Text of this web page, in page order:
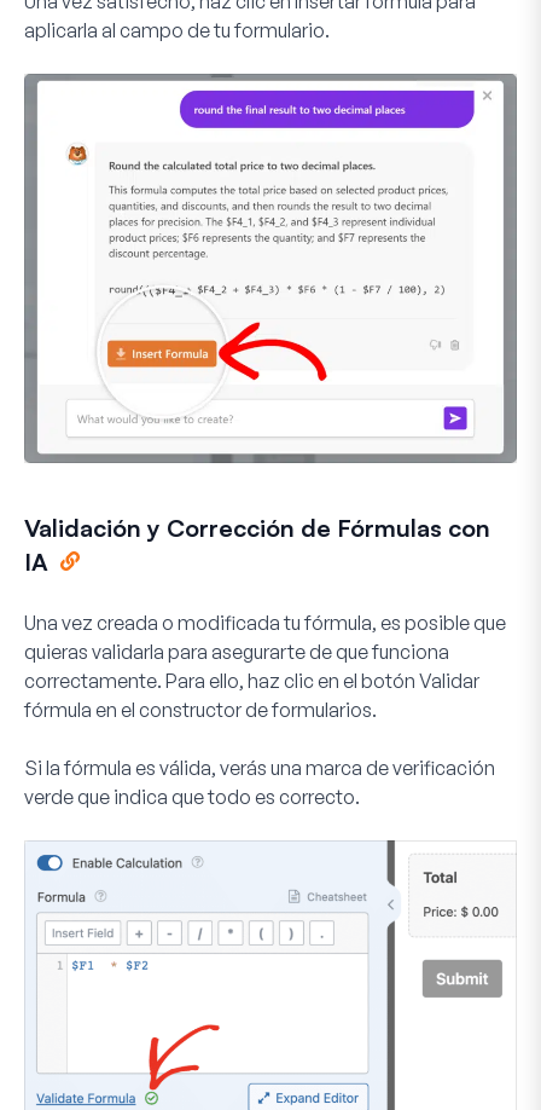
aplicarla al campo de tu formulario.
Validación y Corrección de Fórmulas con
IA
Una vez creada o modificada tu fórmula, es posible que
quieras validarla para asegurarte de que funciona
correctamente. Para ello, haz clic en el botón Validar
fórmula en el constructor de formularios.
Si la fórmula es válida, verás una marca de verificación
verde que indica que todo es correcto.